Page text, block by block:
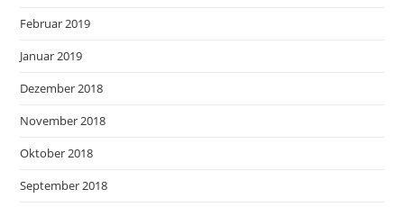
Februar 2019
Januar 2019
Dezember 2018
November 2018
Oktober 2018
September 2018